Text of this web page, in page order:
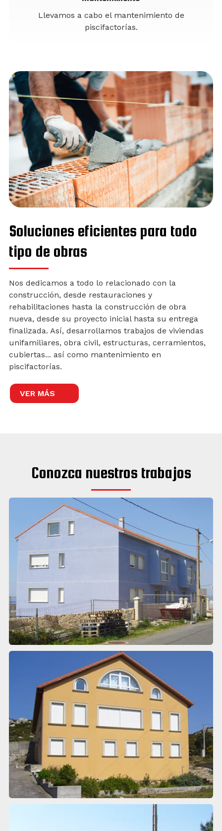
Llevamos a cabo el mantenimiento de
piscifactorías.
Soluciones eficientes para todo
tipo de obras
Nos dedicamos a todo lo relacionado con la
construcción, desde restauraciones y
rehabilitaciones hasta la construcción de obra
nueva, desde su proyecto inicial hasta su entrega
finalizada. Así, desarrollamos trabajos de viviendas
unifamiliares, obra civil, estructuras, cerramientos,
cubiertas... así como mantenimiento en
piscifactorías.
VER MÁS
Conozca nuestros trabajos